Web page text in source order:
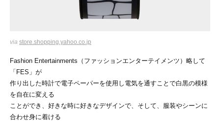
via store.shopping.yahoo.co.jp
Fashion Entertainments（ファッションエンターテイメンツ）略して
「FES」が
作り出した時計で電子ペーパーを使用し電気を通すことで白黒の模様
を自在に変える
ことができ、好きな時に好きなデザインで、そして、服装やシーンに
合わせ身に着ける